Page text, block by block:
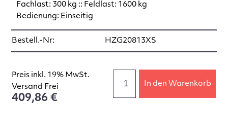
Fachlast: 300 kg :: Feldlast: 1600 kg
Bedienung: Einseitig
Bestell.-Nr: HZG20813XS
Preis inkl. 19% MwSt.
Versand Frei
409,86 €
In den Warenkorb